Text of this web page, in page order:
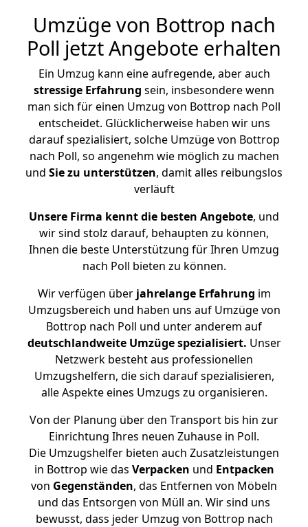
Umzüge von Bottrop nach
Poll jetzt Angebote erhalten
Ein Umzug kann eine aufregende, aber auch
stressige Erfahrung sein, insbesondere wenn
man sich für einen Umzug von Bottrop nach Poll
entscheidet. Glücklicherweise haben wir uns
darauf spezialisiert, solche Umzüge von Bottrop
nach Poll, so angenehm wie möglich zu machen
und Sie zu unterstützen, damit alles reibungslos
verläuft
Unsere Firma kennt die besten Angebote, und
wir sind stolz darauf, behaupten zu können,
Ihnen die beste Unterstützung für Ihren Umzug
nach Poll bieten zu können.
Wir verfügen überjahrelange Erfahrung im
Umzugsbereich und haben uns auf Umzüge von
Bottrop nach Poll und unter anderem auf
deutschlandweite Umzüge spezialisiert. Unser
Netzwerk besteht aus professionellen
Umzugshelfern, die sich darauf spezialisieren,
alle Aspekte eines Umzugs zu organisieren.
Von der Planung über den Transport bis hin zur
Einrichtung Ihres neuen Zuhause in Poll.
Die Umzugshelfer bieten auch Zusatzleistungen
in Bottrop wie das Verpacken und Entpacken
von Gegenständen, das Entfernen von Möbeln
und das Entsorgen von Müll an. Wir sind uns
bewusst, dass jeder Umzug von Bottrop nach